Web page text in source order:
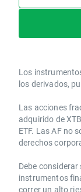
Los
los derivados,
Las acciones
adquirido de
ETF. Las AF no
derechos
Debe
instrumentos
correr un alto